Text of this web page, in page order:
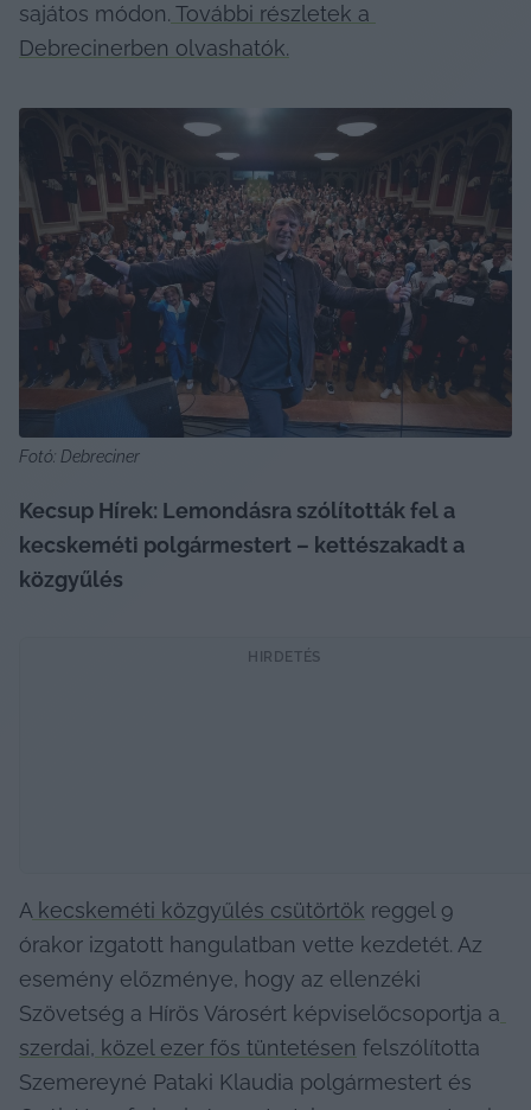
sajátos módon. További részletek a
Debrecinerben olvashatók.
Fotó: Debreciner
Kecsup Hírek: Lemondásra szólították fel a
kecskeméti polgármestert – kettészakadt a
közgyűlés
HIRDETÉS
A kecskeméti közgyűlés csütörtök reggel 9
órakor izgatott hangulatban vette kezdetét. Az
esemény előzménye, hogy az ellenzéki
Szövetség a Hírös Városért képviselőcsoportja a
szerdai, közel ezer fős tüntetésen felszólította
Szemereyné Pataki Klaudia polgármestert és